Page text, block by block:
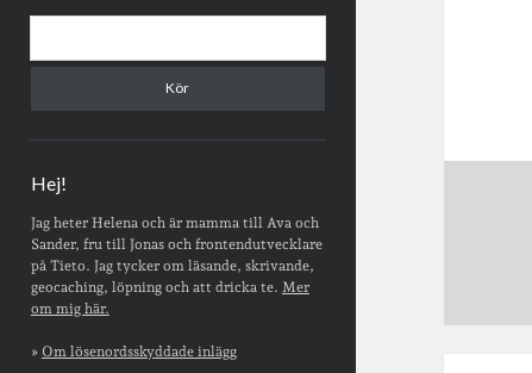
Hej!
Jag heter Helena och är mamma till Ava och
Sander, fru till Jonas och frontendutvecklare
på Tieto. Jag tycker om läsande, skrivande,
geocaching, löpning och att dricka te. Mer
om mig här.
» Om lösenordsskyddade inlägg